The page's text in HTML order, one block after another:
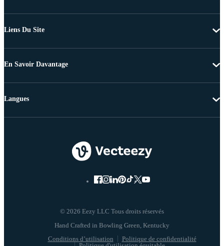
Liens Du Site
En Savoir Davantage
© 2026 Eezy LLC Tous droits réservés
Conditions d’utilisation
Politique de confidentialité
Langues